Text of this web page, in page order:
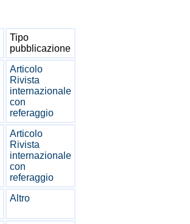
Tipo
pubblicazione
Articolo
Rivista
internazionale
con
referaggio
Articolo
Rivista
internazionale
con
referaggio
Altro